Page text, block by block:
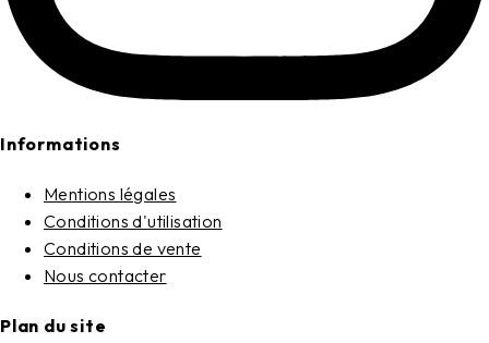
Informations
Mentions légales
Conditions d'utilisation
Conditions de vente
Nous contacter
Plan du site